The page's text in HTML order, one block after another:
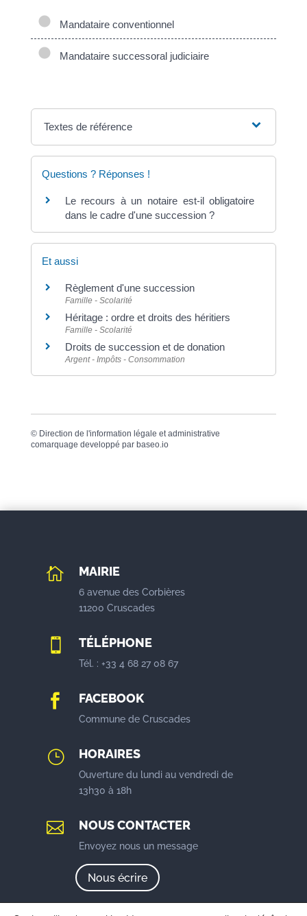
Mandataire conventionnel
Mandataire successoral judiciaire
Textes de référence
Questions ? Réponses !
Le recours à un notaire est-il obligatoire
dans le cadre d'une succession ?
Et aussi
Règlement d'une succession
Famille - Scolarité
Héritage : ordre et droits des héritiers
Famille - Scolarité
Droits de succession et de donation
Argent - Impôts - Consommation
© Direction de l'information légale et administrative
comarquage developpé par baseo.io
 MAIRIE
6 avenue des Corbières
11200 Cruscades
 TÉLÉPHONE
Tél. : +33 4 68 27 08 67
 FACEBOOK
Commune de Cruscades
} HORAIRES
Ouverture du lundi au vendredi de
13h30 à 18h
 NOUS CONTACTER
Envoyez nous un message
Nous écrire